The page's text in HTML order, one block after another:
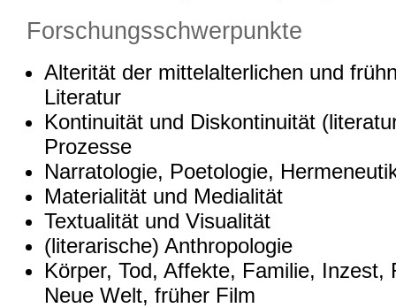
Forschungsschwerpunkte
Alterität der mittelalterlichen und
Literatur
Kontinuität und Diskontinuität
Prozesse
Narratologie, Poetologie,
Materialität und Medialität
Textualität und Visualität
(literarische) Anthropologie
Körper, Tod, Affekte, Familie, Inzest,
Neue Welt, früher Film